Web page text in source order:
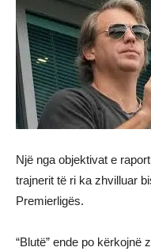
Një nga objektivat e
trajnerit të ri ka zhvilluar
Premierligës.
“Blutë” ende po kërkojnë